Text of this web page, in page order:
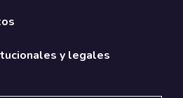
y legales